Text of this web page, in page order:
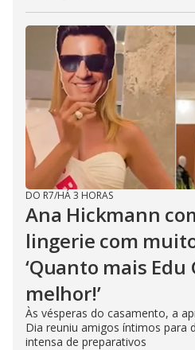
DO R7/HÁ 3 HORAS
Ana Hickmann
lingerie com
‘Quanto mais Edu
melhor!’
Às vésperas do casamento, a
Dia reuniu amigos íntimos para
intensa de preparativos